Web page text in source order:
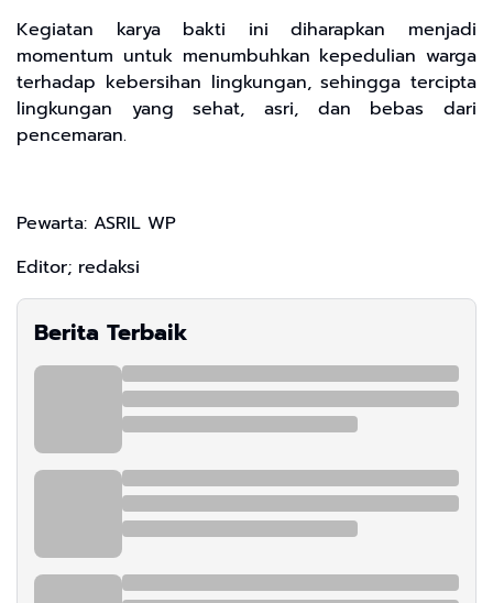
Kegiatan karya bakti ini diharapkan menjadi
momentum untuk menumbuhkan kepedulian warga
terhadap kebersihan lingkungan, sehingga tercipta
lingkungan yang sehat, asri, dan bebas dari
pencemaran.
Pewarta: ASRIL WP
Editor; redaksi
Berita Terbaik